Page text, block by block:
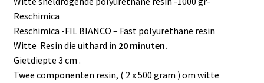
Reschimica
Reschimica -FIL BIANCO – Fast polyurethane resin
Witte Resin die uithard in 20 minuten.
Gietdiepte 3 cm .
Twee componenten resin, ( 2 x 500 gram ) om witte